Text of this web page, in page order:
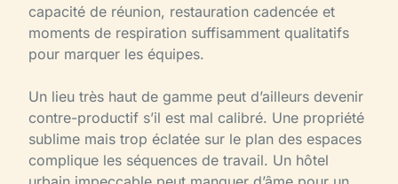
capacité de réunion, restauration cadencée et
moments de respiration suffisamment qualitatifs
pour marquer les équipes.
Un lieu très haut de gamme peut d’ailleurs devenir
contre-productif s’il est mal calibré. Une propriété
sublime mais trop éclatée sur le plan des espaces
complique les séquences de travail. Un hôtel